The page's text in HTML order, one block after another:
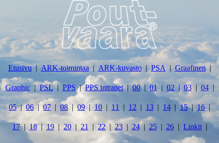
Etusivu ARK-toimintaa ARK-kuvasto PSA Graafinen
Graphic PSL PPS PPS intranet 00 01 02 03 04
05 06 07 08 09 10 11 12 13 14 15 16
17 18 19 20 21 22 23 24 25 26 Linkit